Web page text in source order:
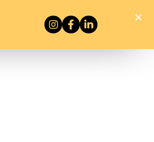
Besök vår instagram
Besök vår facebook
Besök vår ×